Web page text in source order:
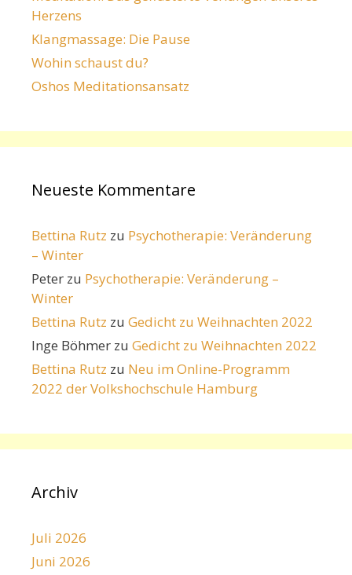
Herzens
Klangmassage: Die Pause
Wohin schaust du?
Oshos Meditationsansatz
Neueste Kommentare
Bettina Rutz zu Psychotherapie: Veränderung
– Winter
Peter zu Psychotherapie: Veränderung –
Winter
Bettina Rutz zu Gedicht zu Weihnachten 2022
Inge Böhmer zu Gedicht zu Weihnachten 2022
Bettina Rutz zu Neu im Online-Programm
2022 der Volkshochschule Hamburg
Archiv
Juli 2026
Juni 2026